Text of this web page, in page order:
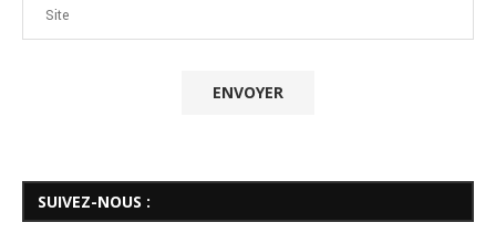
SUIVEZ-NOUS :